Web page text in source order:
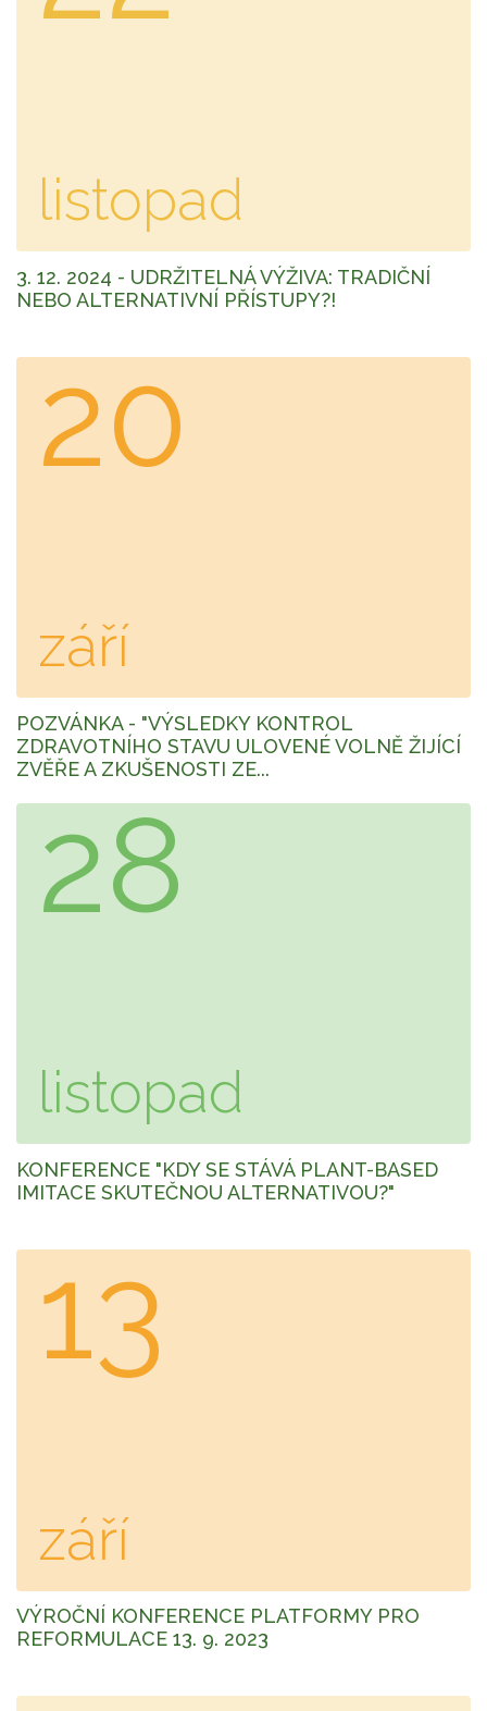
listopad
3. 12. 2024 - UDRŽITELNÁ VÝŽIVA: TRADIČNÍ
NEBO ALTERNATIVNÍ PŘÍSTUPY?!
20
září
POZVÁNKA - "VÝSLEDKY KONTROL
ZDRAVOTNÍHO STAVU ULOVENÉ VOLNĚ ŽIJÍCÍ
ZVĚŘE A ZKUŠENOSTI ZE...
28
listopad
KONFERENCE "KDY SE STÁVÁ PLANT-BASED
IMITACE SKUTEČNOU ALTERNATIVOU?"
13
září
VÝROČNÍ KONFERENCE PLATFORMY PRO
REFORMULACE 13. 9. 2023